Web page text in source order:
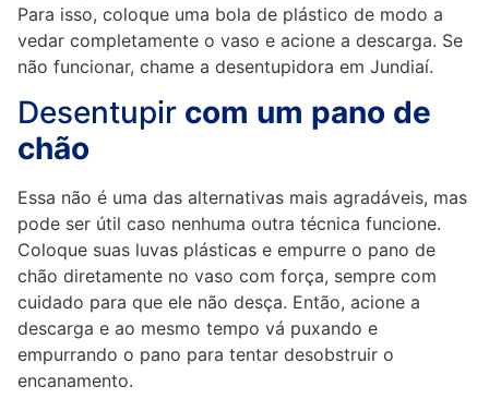
Para isso, coloque uma bola de plástico de modo a
vedar completamente o vaso e acione a descarga. Se
não funcionar, chame a desentupidora em Jundiaí.
Desentupir com um pano de
chão
Essa não é uma das alternativas mais agradáveis, mas
pode ser útil caso nenhuma outra técnica funcione.
Coloque suas luvas plásticas e empurre o pano de
chão diretamente no vaso com força, sempre com
cuidado para que ele não desça. Então, acione a
descarga e ao mesmo tempo vá puxando e
empurrando o pano para tentar desobstruir o
encanamento.